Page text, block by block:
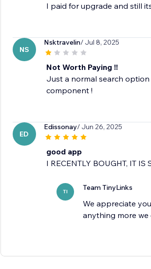
NS
Nsktravelin/ Jul 8, 2025
Not Worth Paying !!
Just a normal search
component !
ED
Edissonay/ Jun 26, 2025
good app
I RECENTLY BOUGHT, IT IS
TI Team TinyLinks
We appreciate
anything more we